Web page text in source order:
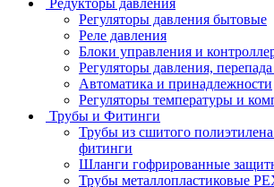
Редукторы давления
Регуляторы давления бытовые
Реле давления
Блоки управления и
Регуляторы давления,
Автоматика и принадлежности
Регуляторы температуры и
Трубы и Фитинги
Трубы из сшитого
фитинги
Шланги гофрированные
Трубы металлопластиковые